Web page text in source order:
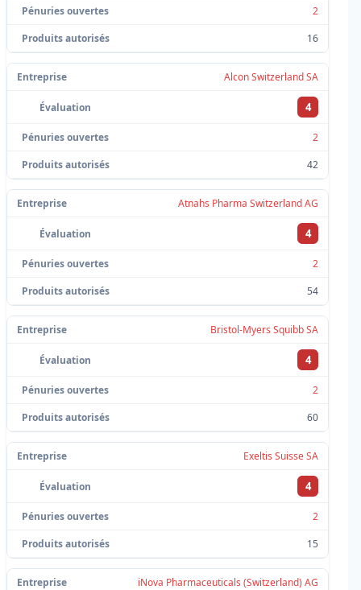
2
16
Alcon Switzerland SA
4
2
42
Atnahs Pharma Switzerland AG
4
2
54
Bristol-Myers Squibb SA
4
2
60
Exeltis Suisse SA
4
2
15
iNova Pharmaceuticals (Switzerland) AG